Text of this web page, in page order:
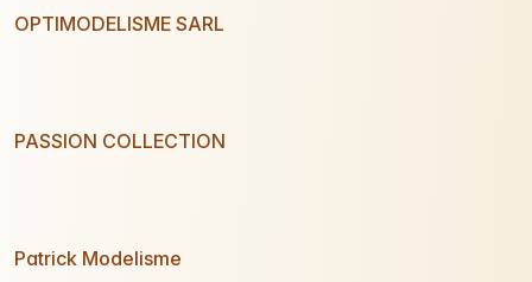
OPTIMODELISME SARL
PASSION COLLECTION
Patrick Modelisme